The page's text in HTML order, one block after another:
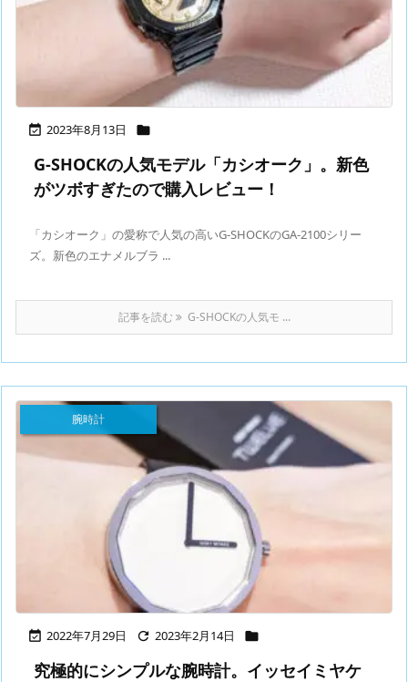
 2023年8月13日 
G-SHOCKの人気モデル「カシオーク」。新色
がツボすぎたので購入レビュー！
「カシオーク」の愛称で人気の高いG-SHOCKのGA-2100シリー
ズ。新色のエナメルブラ ...
記事を読む G-SHOCKの人気モ ...
 2022年7月29日  2023年2月14日 
腕時計
究極的にシンプルな腕時計。イッセイミヤケ